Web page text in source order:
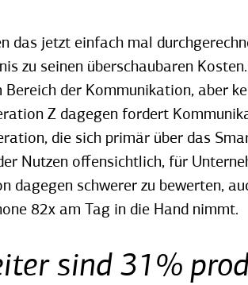
das jetzt einfach mal
zu seinen überschaubaren
der Kommunikation, aber
Z dagegen fordert
die sich primär über das
Nutzen offensichtlich, für
dagegen schwerer zu bewerten,
82x am Tag in die Hand nimmt.
sind 31%